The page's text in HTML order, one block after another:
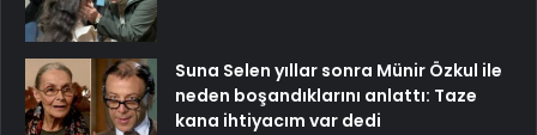
Suna Selen yıllar sonra Münir Özkul ile
neden boşandıklarını anlattı: Taze
kana ihtiyacım var dedi